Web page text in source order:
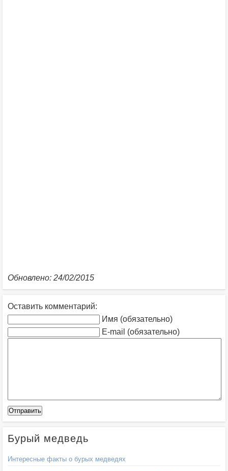
Обновлено: 24/02/2015
Оставить комментарий:
Имя (обязательно)
E-mail (обязательно)
Бурый медведь
Интересные факты о бурых медведях